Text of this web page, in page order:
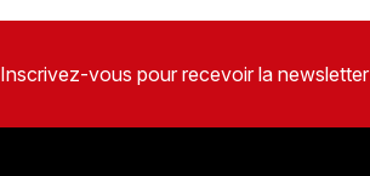
Inscrivez-vous pour recevoir la newsletter